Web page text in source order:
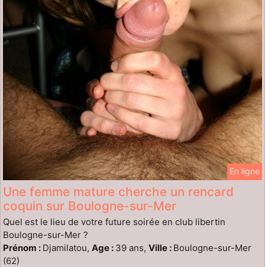
En ligne
Une femme mature cherche un rencard
coquin sur Boulogne-sur-Mer
Quel est le lieu de votre future soirée en club libertin
Boulogne-sur-Mer ?
Prénom : Djamilatou, Age : 39 ans, Ville : Boulogne-sur-Mer
(62)